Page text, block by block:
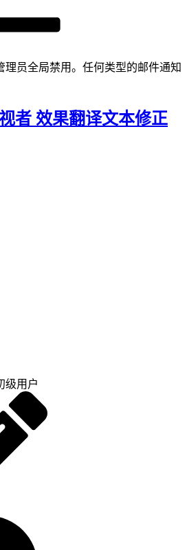
理员全局禁用。任何类型的邮件通知
者 效果翻译文本修正
级用户